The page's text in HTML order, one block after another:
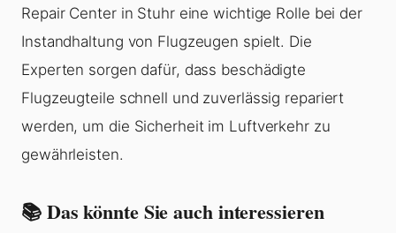
Repair Center in Stuhr eine wichtige Rolle bei der
Instandhaltung von Flugzeugen spielt. Die
Experten sorgen dafür, dass beschädigte
Flugzeugteile schnell und zuverlässig repariert
werden, um die Sicherheit im Luftverkehr zu
gewährleisten.
📚 Das könnte Sie auch interessieren